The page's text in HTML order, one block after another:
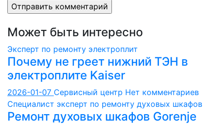
Может быть интересно
Эксперт по ремонту электроплит
Почему не греет нижний ТЭН в
электроплите Kaiser
2026-01-07 Сервисный центр Нет комментариев
Специалист эксперт по ремонту духовых шкафов
Ремонт духовых шкафов Gorenje